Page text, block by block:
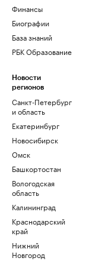
Финансы
Биографии
База знаний
РБК Образование
Новости
регионов
Санкт-Петербург
и область
Екатеринбург
Новосибирск
Омск
Башкортостан
Вологодская
область
Калининград
Краснодарский
край
Нижний
Новгород